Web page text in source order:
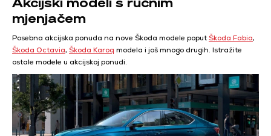
mjenjačem
Posebna akcijska ponuda na nove Škoda modele poput Škoda Fabia,
Škoda Octavia, Škoda Karoq modela i još mnogo drugih. Istražite
ostale modele u akcijskoj ponudi.